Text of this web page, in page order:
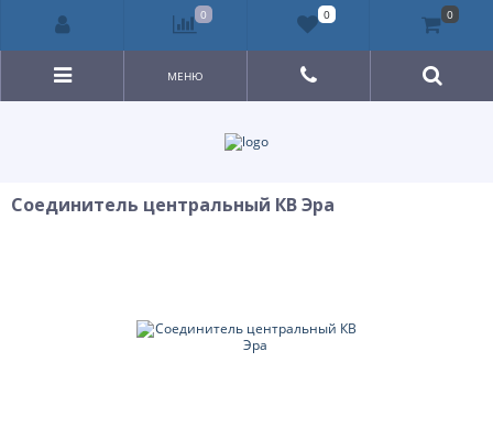
МЕНЮ
Соединитель центральный КВ Эра
0 0 0